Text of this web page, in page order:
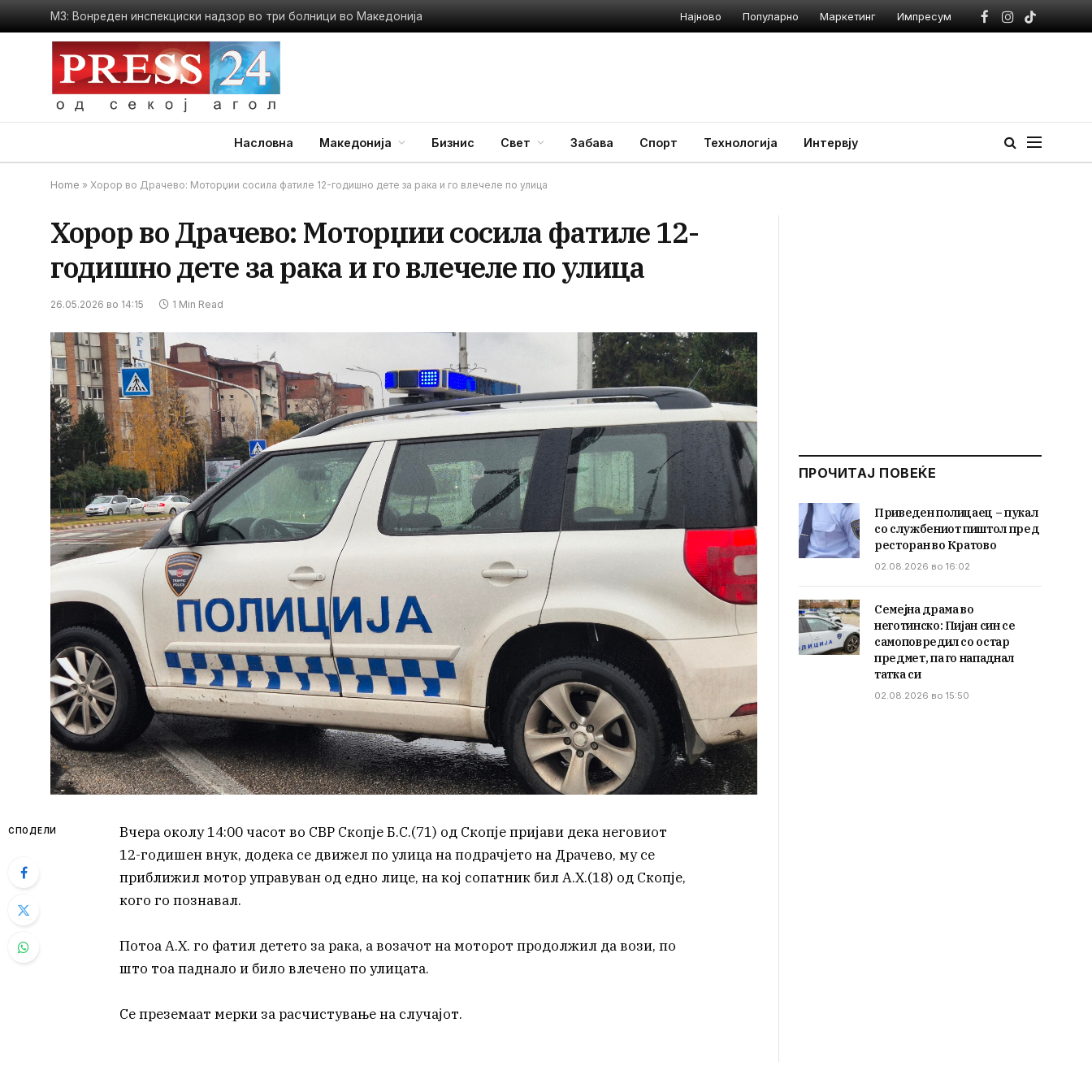
МЗ: Вонреден инспекциски надзор во три болници во Македонија Најново Популарно Маркетинг Импресум
Facebook
Instagram
TikTok
Насловна Македонија Бизнис Свет Забава Спорт Технологија Интервју
Home » Хорор во Драчево: Моторџии сосила фатиле 12-годишно дете за рака и го влечеле по улица
Хорор во Драчево: Моторџии сосила фатиле 12-
годишно дете за рака и го влечеле по улица
26.05.2026 во 14:15 1 Min Read
СПОДЕЛИ
Вчера околу 14:00 часот во СВР Скопје Б.С.(71) од Скопје пријави дека неговиот
12-годишен внук, додека се движел по улица на подрачјето на Драчево, му се
приближил мотор управуван од едно лице, на кој сопатник бил А.Х.(18) од Скопје,
кого го познавал.
Потоа А.Х. го фатил детето за рака, а возачот на моторот продолжил да вози, по
што тоа паднало и било влечено по улицата.
Се преземаат мерки за расчистување на случајот.
ПРОЧИТАЈ ПОВЕЌЕ
Приведен полицаец – пукал
со службениот пиштол пред
ресторан во Кратово
02.08.2026 во 16:02
Семејна драма во
неготинско: Пијан син се
самоповредил со остар
предмет, па го нападнал
татка си
02.08.2026 во 15:50